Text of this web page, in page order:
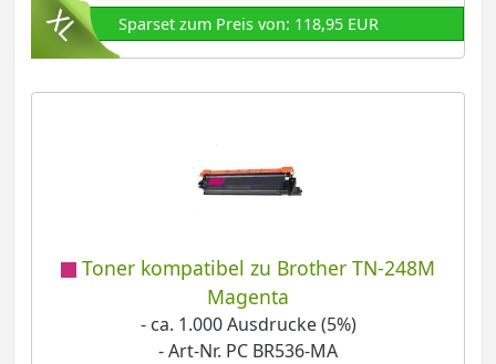
Sparset zum Preis von: 118,95 EUR
Toner kompatibel zu Brother TN-248M
Magenta
- ca. 1.000 Ausdrucke (5%)
- Art-Nr. PC BR536-MA